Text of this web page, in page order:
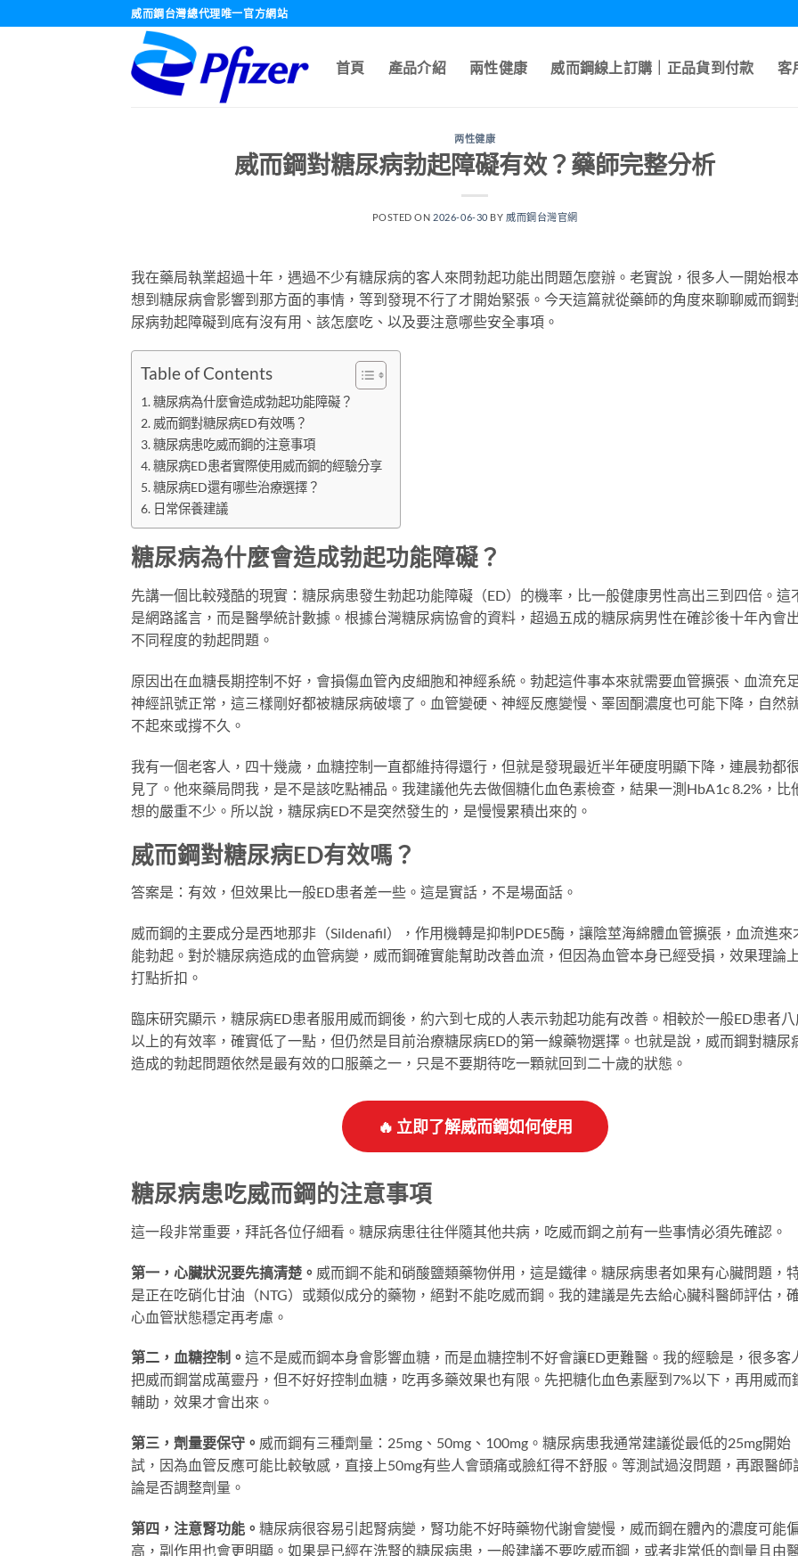
威而鋼台灣總代理唯一官方網站
首頁 產品介紹 兩性健康 威而鋼線上訂購｜正品貨到付款 客
两性健康
威而鋼對糖尿病勃起障礙有效？藥師完整分析
POSTED ON 2026-06-30 BY 威而鋼台灣官網
我在藥局執業超過十年，遇過不少有糖尿病的客人來問勃起功能出問題怎麼辦。老實說，很多人一開始根
想到糖尿病會影響到那方面的事情，等到發現不行了才開始緊張。今天這篇就從藥師的角度來聊聊威而鋼
尿病勃起障礙到底有沒有用、該怎麼吃、以及要注意哪些安全事項。
Table of Contents
糖尿病為什麼會造成勃起功能障礙？
威而鋼對糖尿病ED有效嗎？
糖尿病患吃威而鋼的注意事項
糖尿病ED患者實際使用威而鋼的經驗分享
糖尿病ED還有哪些治療選擇？
日常保養建議
糖尿病為什麼會造成勃起功能障礙？
先講一個比較殘酷的現實：糖尿病患發生勃起功能障礙（ED）的機率，比一般健康男性高出三到四倍。這
是網路謠言，而是醫學統計數據。根據台灣糖尿病協會的資料，超過五成的糖尿病男性在確診後十年內會
不同程度的勃起問題。
原因出在血糖長期控制不好，會損傷血管內皮細胞和神經系統。勃起這件事本來就需要血管擴張、血流充
神經訊號正常，這三樣剛好都被糖尿病破壞了。血管變硬、神經反應變慢、睪固酮濃度也可能下降，自然
不起來或撐不久。
我有一個老客人，四十幾歲，血糖控制一直都維持得還行，但就是發現最近半年硬度明顯下降，連晨勃都
見了。他來藥局問我，是不是該吃點補品。我建議他先去做個糖化血色素檢查，結果一測HbA1c 8.2%，比
想的嚴重不少。所以說，糖尿病ED不是突然發生的，是慢慢累積出來的。
威而鋼對糖尿病ED有效嗎？
答案是：有效，但效果比一般ED患者差一些。這是實話，不是場面話。
威而鋼的主要成分是西地那非（Sildenafil），作用機轉是抑制PDE5酶，讓陰莖海綿體血管擴張，血流進來
能勃起。對於糖尿病造成的血管病變，威而鋼確實能幫助改善血流，但因為血管本身已經受損，效果理論
打點折扣。
臨床研究顯示，糖尿病ED患者服用威而鋼後，約六到七成的人表示勃起功能有改善。相較於一般ED患者
以上的有效率，確實低了一點，但仍然是目前治療糖尿病ED的第一線藥物選擇。也就是說，威而鋼對糖尿
造成的勃起問題依然是最有效的口服藥之一，只是不要期待吃一顆就回到二十歲的狀態。
🔥 立即了解威而鋼如何使用
糖尿病患吃威而鋼的注意事項
這一段非常重要，拜託各位仔細看。糖尿病患往往伴隨其他共病，吃威而鋼之前有一些事情必須先確認。
第一，心臟狀況要先搞清楚。 威而鋼不能和硝酸鹽類藥物併用，這是鐵律。糖尿病患者如果有心臟問題，
是正在吃硝化甘油（NTG）或類似成分的藥物，絕對不能吃威而鋼。我的建議是先去給心臟科醫師評估，
心血管狀態穩定再考慮。
第二，血糖控制。 這不是威而鋼本身會影響血糖，而是血糖控制不好會讓ED更難醫。我的經驗是，很多客
把威而鋼當成萬靈丹，但不好好控制血糖，吃再多藥效果也有限。先把糖化血色素壓到7%以下，再用威而
輔助，效果才會出來。
第三，劑量要保守。 威而鋼有三種劑量：25mg、50mg、100mg。糖尿病患我通常建議從最低的25mg開始
試，因為血管反應可能比較敏感，直接上50mg有些人會頭痛或臉紅得不舒服。等測試過沒問題，再跟醫師
論是否調整劑量。
第四，注意腎功能。 糖尿病很容易引起腎病變，腎功能不好時藥物代謝會變慢，威而鋼在體內的濃度可能
高，副作用也會更明顯。如果是已經在洗腎的糖尿病患，一般建議不要吃威而鋼，或者非常低的劑量且由